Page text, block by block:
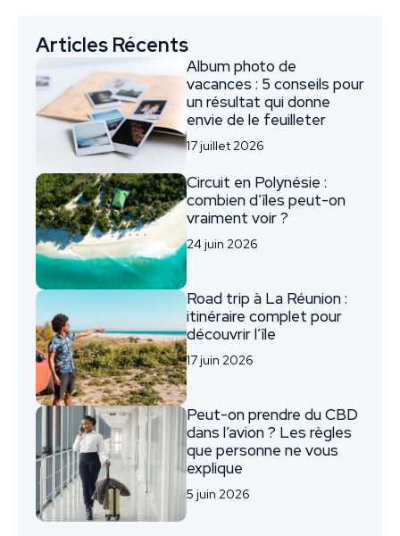
Articles Récents
Album photo de
vacances : 5 conseils pour
un résultat qui donne
envie de le feuilleter
17 juillet 2026
Circuit en Polynésie :
combien d’îles peut-on
vraiment voir ?
24 juin 2026
Road trip à La Réunion :
itinéraire complet pour
découvrir l’île
17 juin 2026
Peut-on prendre du CBD
dans l’avion ? Les règles
que personne ne vous
explique
5 juin 2026